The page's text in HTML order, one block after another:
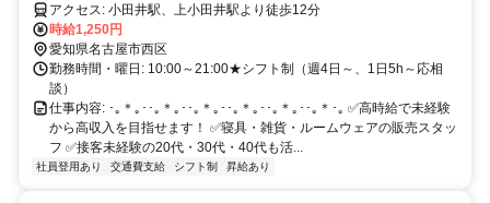
アクセス: 小田井駅、上小田井駅より徒歩12分
時給1,250円
愛知県名古屋市西区
勤務時間・曜日: 10:00～21:00★シフト制（週4日～、1日5h～応相
談）
仕事内容: ･｡＊｡･･｡＊｡･･｡＊｡･･｡＊｡･･｡＊｡･･｡＊･｡ ✅高時給で未経験
から高収入を目指せます！ ✅寝具・雑貨・ルームウェアの販売スタッ
フ ✅接客未経験の20代・30代・40代も活...
社員登用あり 交通費支給 シフト制 昇給あり